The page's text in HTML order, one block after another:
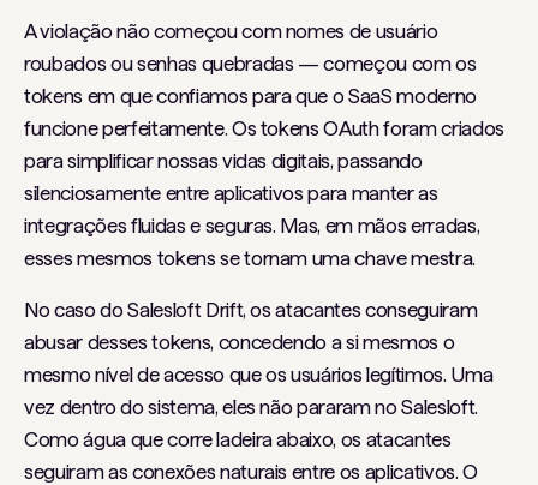
A violação não começou com nomes de usuário
roubados ou senhas quebradas — começou com os
tokens em que confiamos para que o SaaS moderno
funcione perfeitamente. Os tokens OAuth foram criados
para simplificar nossas vidas digitais, passando
silenciosamente entre aplicativos para manter as
integrações fluidas e seguras. Mas, em mãos erradas,
esses mesmos tokens se tornam uma chave mestra.
No caso do Salesloft Drift, os atacantes conseguiram
abusar desses tokens, concedendo a si mesmos o
mesmo nível de acesso que os usuários legítimos. Uma
vez dentro do sistema, eles não pararam no Salesloft.
Como água que corre ladeira abaixo, os atacantes
seguiram as conexões naturais entre os aplicativos. O